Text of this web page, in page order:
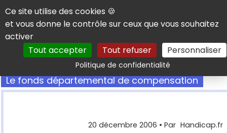
Panneau de gestion des cookies
Ce site utilise des cookies 🍪
et vous donne le contrôle sur ceux que vous souhaitez
activer
Tout accepter
Tout refuser Personnaliser
Politique de confidentialitéRechercher
Le fonds départemental de compensation
20 décembre 2006 • Par Handicap.fr